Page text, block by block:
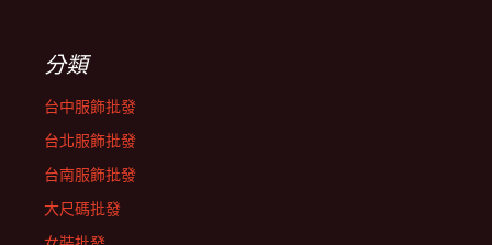
分類
台中服飾批發
台北服飾批發
台南服飾批發
大尺碼批發